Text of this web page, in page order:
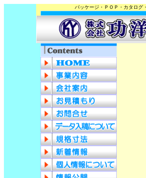
パッケージ・ＰＯＰ・カタログ